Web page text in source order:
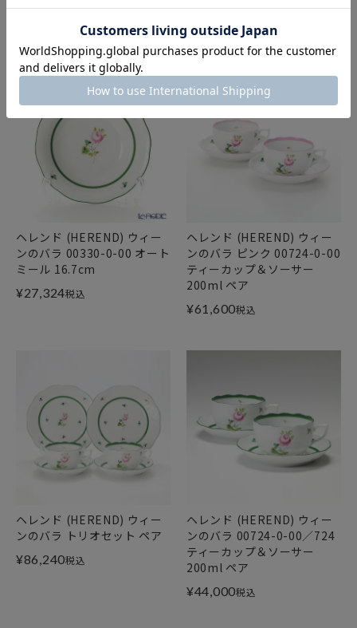
¥17,600税込
¥22,000税込
ヘレンド (HEREND) ウィー
ンのバラ 00330-0-00 オート
ミール 16.7cm
¥27,324税込
ヘレンド (HEREND) ウィー
ンのバラ ピンク 00724-0-00
ティーカップ＆ソーサー
200ml ペア
¥61,600税込
ヘレンド (HEREND) ウィー
ンのバラ トリオセット ペア
¥86,240税込
ヘレンド (HEREND) ウィー
ンのバラ 00724-0-00／724
ティーカップ＆ソーサー
200ml ペア
¥44,000税込